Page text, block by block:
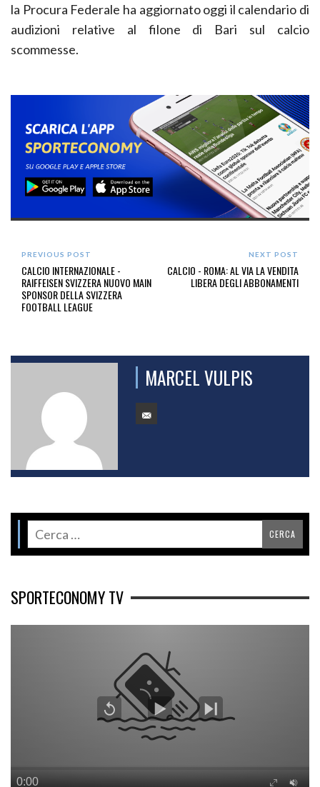
la Procura Federale ha aggiornato oggi il calendario di
audizioni relative al filone di Bari sul calcio
scommesse.
PREVIOUS POST
CALCIO INTERNAZIONALE -
RAIFFEISEN SVIZZERA NUOVO MAIN
SPONSOR DELLA SVIZZERA
FOOTBALL LEAGUE
NEXT POST
CALCIO - ROMA: AL VIA LA VENDITA
LIBERA DEGLI ABBONAMENTI
MARCEL VULPIS
SPORTECONOMY TV